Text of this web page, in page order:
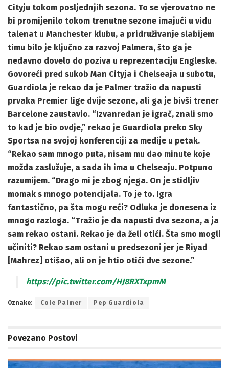
Cityju tokom posljednjih sezona. To se vjerovatno ne
bi promijenilo tokom trenutne sezone imajući u vidu
talenat u Manchester klubu, a pridruživanje slabijem
timu bilo je ključno za razvoj Palmera, što ga je
nedavno dovelo do poziva u reprezentaciju Engleske.
Govoreći pred sukob Man Cityja i Chelseaja u subotu,
Guardiola je rekao da je Palmer tražio da napusti
prvaka Premier lige dvije sezone, ali ga je bivši trener
Barcelone zaustavio. “Izvanredan je igrač, znali smo
to kad je bio ovdje,” rekao je Guardiola preko Sky
Sportsa na svojoj konferenciji za medije u petak.
“Rekao sam mnogo puta, nisam mu dao minute koje
možda zaslužuje, a sada ih ima u Chelseaju. Potpuno
razumijem. “Drago mi je zbog njega. On je stidljiv
momak s mnogo potencijala. To je to. Igra
fantastično, pa šta mogu reći? Odluka je donesena iz
mnogo razloga. “Tražio je da napusti dva sezona, a ja
sam rekao ostani. Rekao je da želi otići. Šta smo mogli
učiniti? Rekao sam ostani u predsezoni jer je Riyad
[Mahrez] otišao, ali on je htio otići dve sezone.”
https://pic.twitter.com/HJ8RXTxpmM
Oznake: Cole Palmer Pep Guardiola
Povezano Postovi